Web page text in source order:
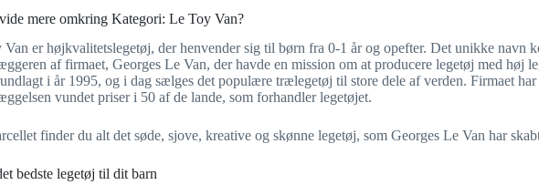
mere omkring Kategori: Le Toy Van?
Van er højkvalitetslegetøj, der henvender sig til børn fra 0-1 år og opefter. Det unikke navn
af firmaet, Georges Le Van, der havde en mission om at producere legetøj med høj
i år 1995, og i dag sælges det populære trælegetøj til store dele af verden. Firmaet har
vundet priser i 50 af de lande, som forhandler legetøjet.
finder du alt det søde, sjove, kreative og skønne legetøj, som Georges Le Van har
bedste legetøj til dit barn